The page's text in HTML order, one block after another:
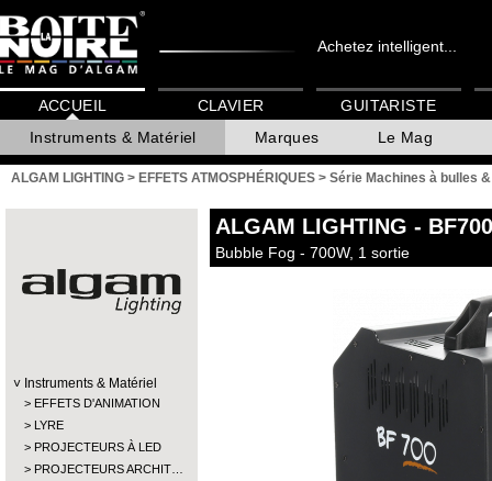
Achetez intelligent...
ACCUEIL
Instruments & Matériel
Marques Le Mag
CLAVIER GUITARISTE
ALGAM LIGHTING > EFFETS ATMOSPHÉRIQUES > Série Machines à bulles
Instruments & Matériel
EFFETS D'ANIMATION
LYRE
PROJECTEURS À LED
PROJECTEURS ARCHIT…
ALGAM LIGHTING - BF700
Bubble Fog - 700W, 1 sortie